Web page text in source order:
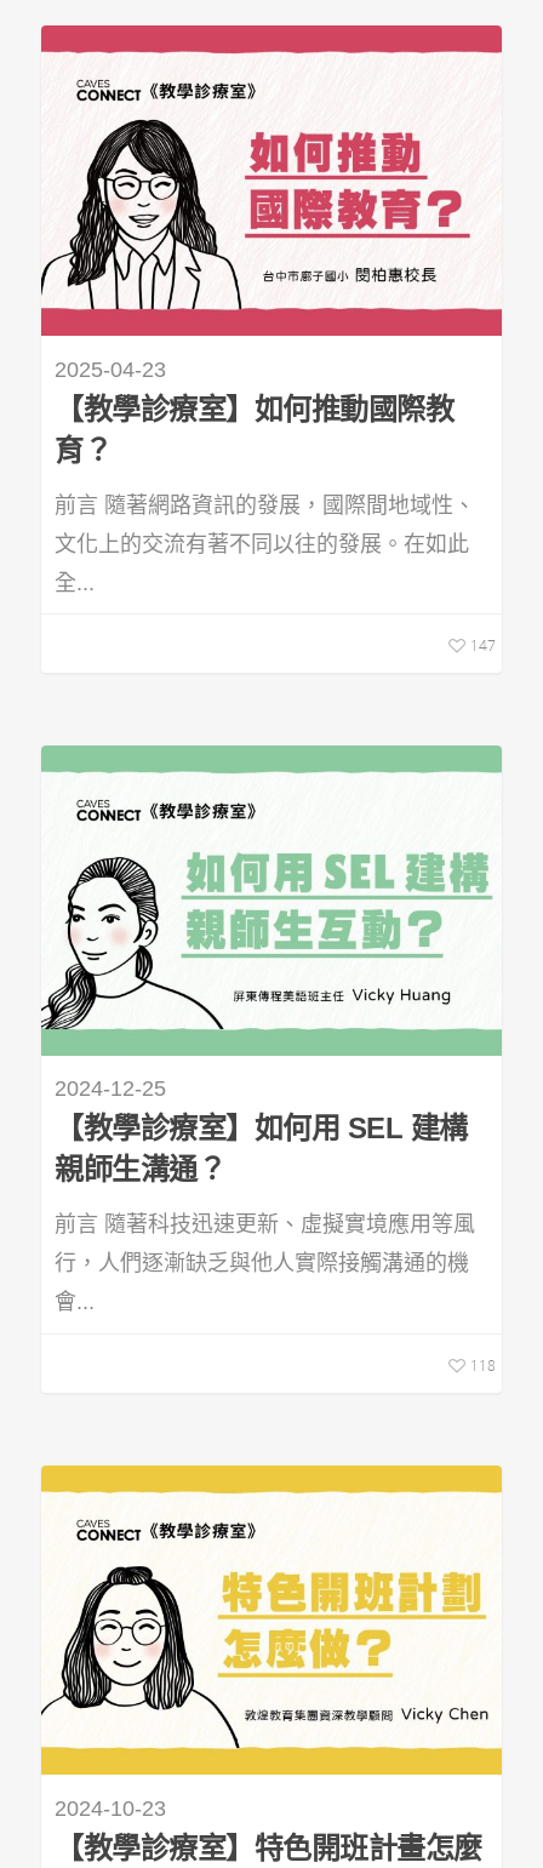
2025-04-23
【教學診療室】如何推動國際教
育？
前言 隨著網路資訊的發展，國際間地域性、
文化上的交流有著不同以往的發展。在如此
全...
147
2024-12-25
【教學診療室】如何用 SEL 建構
親師生溝通？
前言 隨著科技迅速更新、虛擬實境應用等風
行，人們逐漸缺乏與他人實際接觸溝通的機
會...
118
2024-10-23
【教學診療室】特色開班計畫怎麼